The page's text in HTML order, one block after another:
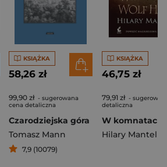
KSIĄŻKA
58,26 zł
99,90 zł - sugerowana
cena detaliczna
Czarodziejska góra
Tomasz Mann
7,9 (10079)
KSIĄŻKA
46,75 zł
79,91 zł -
detaliczna
Hilary Mantel